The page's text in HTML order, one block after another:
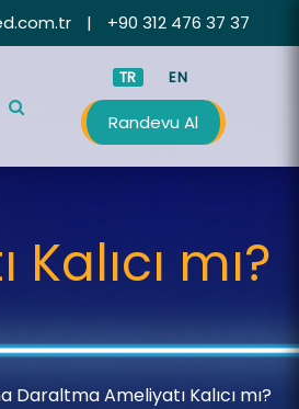
| +90 312 476 37 37
TR EN
Randevu Al
mı?
Daraltma Ameliyatı Kalıcı mı?